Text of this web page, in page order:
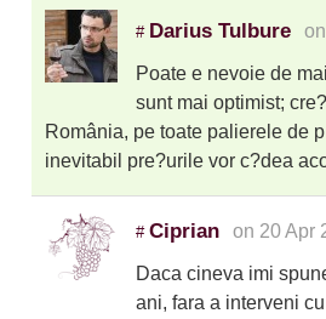
# Darius Tulbure
Poate e nevoie de
sunt mai optimist;
România, pe toate palierele de
inevitabil pre?urile vor c?dea
# Ciprian on 20 Apr
Daca cineva imi
ani, fara a interveni